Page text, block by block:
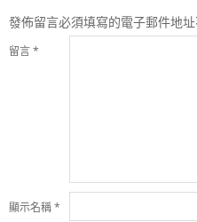
發佈留言必須填寫的電子郵件地址
留言*
顯示名稱*